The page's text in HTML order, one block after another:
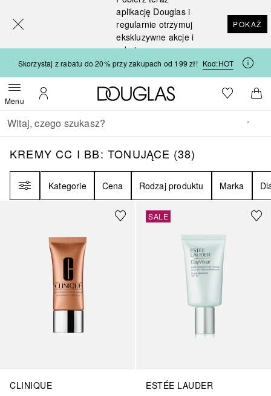
aplikację Douglas i
regularnie otrzymuj
ekskluzywne akcje i
rabaty
POKAŻ
Skorzystaj z rabatu do 20% przy zakupach od 199 zł! Kod:HOT
MenuOtwórz menuMoje konto
Strona główna Douglas
Do listyDo
Wracać
Wykonaj wyszukiwanie
KREMY CC I BB: TONUJĄCE38
KREMY CC I BB: TONUJĄCE (38)
Kategorie Cena Rodzaj produktu Marka
CLINIQUE
Sponsorowany
ESTÉE LAUDER
SALE
Sponsorowany
[navigation.slideout.screenreader]